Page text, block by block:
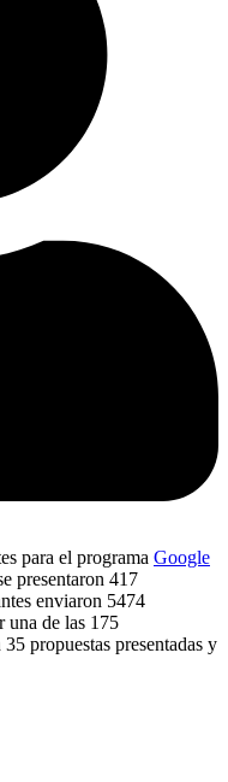
para el programa Google
presentaron 417
enviaron 5474
una de las 175
propuestas presentadas y